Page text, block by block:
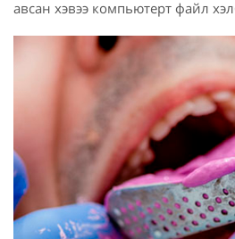
авсан хэвээ компьютерт файл